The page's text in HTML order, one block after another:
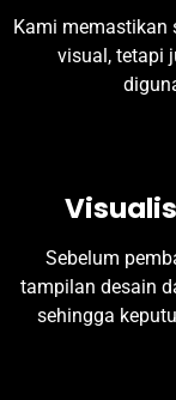
Kami memastikan
visual, tetapi
Sebelum
tampilan desain
sehingga